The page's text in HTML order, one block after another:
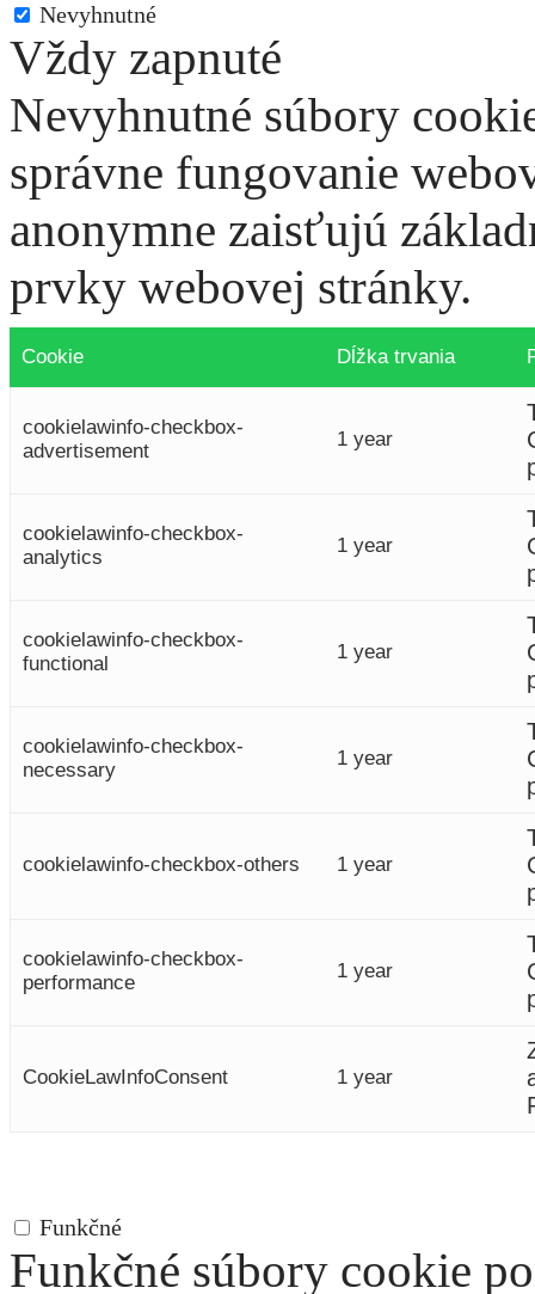
Nevyhnutné
Vždy zapnuté
Nevyhnutné súbory
správne fungovanie
anonymne zaisťujú
prvky webovej stránky.
Cookie Dĺžka trvania
cookielawinfo-checkbox-
advertisement
1 year
cookielawinfo-checkbox-
analytics
1 year
cookielawinfo-checkbox-
functional
1 year
cookielawinfo-checkbox-
necessary
1 year
cookielawinfo-checkbox-others 1 year
cookielawinfo-checkbox-
performance
1 year
CookieLawInfoConsent 1 year
Funkčné
Funkčné súbory cookie